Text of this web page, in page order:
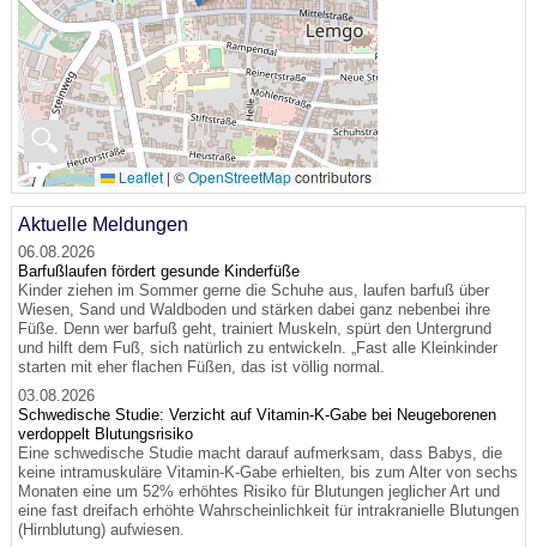
🔍
Leaflet | ©OpenStreetMapcontributors
Aktuelle Meldungen
06.08.2026
Barfußlaufen fördert gesunde Kinderfüße
Kinder ziehen im Sommer gerne die Schuhe aus, laufen barfuß über
Wiesen, Sand und Waldboden und stärken dabei ganz nebenbei ihre
Füße. Denn wer barfuß geht, trainiert Muskeln, spürt den Untergrund
und hilft dem Fuß, sich natürlich zu entwickeln. „Fast alle Kleinkinder
starten mit eher flachen Füßen, das ist völlig normal.
03.08.2026
Schwedische Studie: Verzicht auf Vitamin-K-Gabe bei Neugeborenen
verdoppelt Blutungsrisiko
Eine schwedische Studie macht darauf aufmerksam, dass Babys, die
keine intramuskuläre Vitamin-K-Gabe erhielten, bis zum Alter von sechs
Monaten eine um 52% erhöhtes Risiko für Blutungen jeglicher Art und
eine fast dreifach erhöhte Wahrscheinlichkeit für intrakranielle Blutungen
(Hirnblutung) aufwiesen.